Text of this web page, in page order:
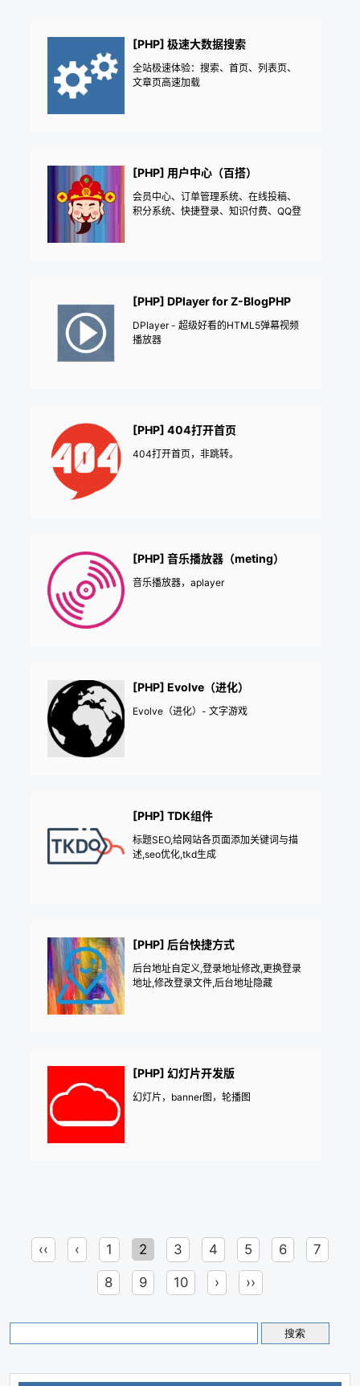
[PHP] 极速大数据搜索
全站极速体验：搜索、首页、列表页、
文章页高速加载
[PHP] 用户中心（百搭）
会员中心、订单管理系统、在线投稿、
积分系统、快捷登录、知识付费、QQ登
[PHP] DPlayer for Z-BlogPHP
DPlayer - 超级好看的HTML5弹幕视频
播放器
[PHP] 404打开首页
404打开首页，非跳转。
[PHP] 音乐播放器（meting）
音乐播放器，aplayer
[PHP] Evolve（进化）
Evolve（进化）- 文字游戏
[PHP] TDK组件
标题SEO,给网站各页面添加关键词与描
述,seo优化,tkd生成
[PHP] 后台快捷方式
后台地址自定义,登录地址修改,更换登录
地址,修改登录文件,后台地址隐藏
[PHP] 幻灯片开发版
幻灯片，banner图，轮播图
‹‹ ‹ 1 2 3 4 5 6 7
8 9 10 › ››